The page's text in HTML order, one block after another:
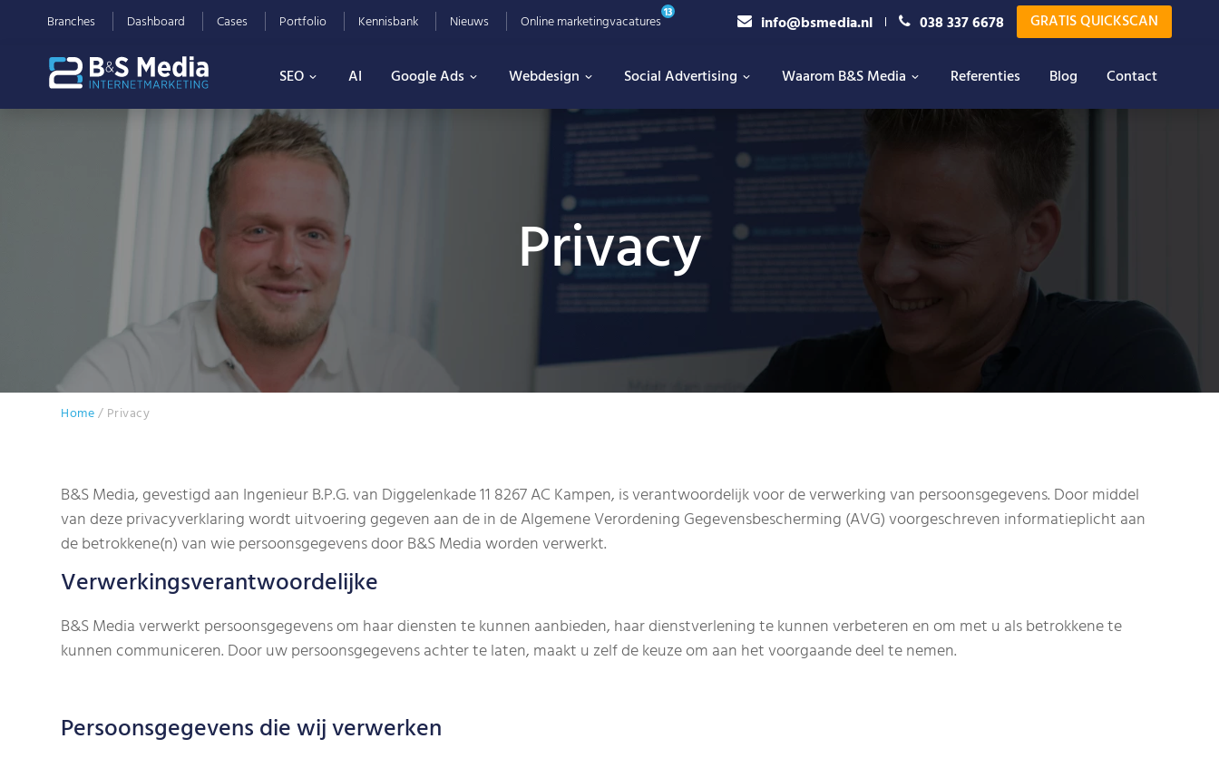
Branches Dashboard Cases Portfolio Kennisbank Nieuws Online marketingvacatures13 info@bsmedia.nl 038 337 6678 GRATIS QUICKSCAN
SEO AI Google Ads Webdesign Social Advertising Waarom B&S Media Referenties Blog Contact
Privacy
Home/ Privacy
B&S Media, gevestigd aan Ingenieur B.P.G. van Diggelenkade 11 8267 AC Kampen, is verantwoordelijk voor de verwerking van persoonsgegevens. Door middel
van deze privacyverklaring wordt uitvoering gegeven aan de in de Algemene Verordening Gegevensbescherming (AVG) voorgeschreven informatieplicht aan
de betrokkene(n) van wie persoonsgegevens door B&S Media worden verwerkt.
Verwerkingsverantwoordelijke
B&S Media verwerkt persoonsgegevens om haar diensten te kunnen aanbieden, haar dienstverlening te kunnen verbeteren en om met u als betrokkene te
kunnen communiceren. Door uw persoonsgegevens achter te laten, maakt u zelf de keuze om aan het voorgaande deel te nemen.
Persoonsgegevens die wij verwerken